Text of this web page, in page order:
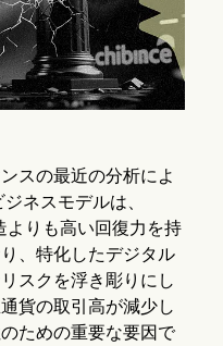
スの最近の分析によ
ネスモデルは、
りも高い回復力を持
、特化したデジタル
スクを浮き彫りにし
貨の取引高が減少し
ための重要な要因で